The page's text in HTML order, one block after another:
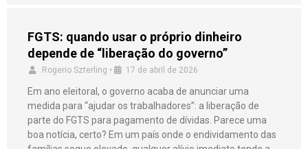
FGTS: quando usar o próprio dinheiro
depende de “liberação do governo”
Rogerio Szterling • 17 de abril de 2026
Em ano eleitoral, o governo acaba de anunciar uma
medida para “ajudar os trabalhadores”: a liberação de
parte do FGTS para pagamento de dívidas. Parece uma
boa notícia, certo? Em um país onde o endividamento das